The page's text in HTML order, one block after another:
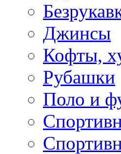
Джинсы
Кофты,
Рубашки
Поло и